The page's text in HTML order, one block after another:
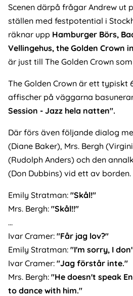
Scenen därpå frågar Andrew ut
ställen med festpotential i
räknar upp Hamburger Börs,
Vellingehus, the Golden Crown
är just till The Golden Crown
The Golden Crown är ett typiskt
affischer på väggarna
Session - Jazz hela natten".
Där förs även följande dialog
(Diane Baker), Mrs. Bergh
(Rudolph Anders) och den
(Don Dubbins) vid ett av borden.
Emily Stratman: "Skål!"
Mrs. Bergh: "Skål!!"
...
Ivar Cramer: "Får jag lov?"
Emily Stratman: "I'm sorry, I
Ivar Cramer: "Jag förstår inte."
Mrs. Bergh: "He doesn't speak
to dance with him."